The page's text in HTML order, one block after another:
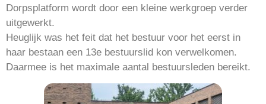
Dorpsplatform wordt door een kleine werkgroep verder
uitgewerkt.
Heuglijk was het feit dat het bestuur voor het eerst in
haar bestaan een 13e bestuurslid kon verwelkomen.
Daarmee is het maximale aantal bestuursleden bereikt.